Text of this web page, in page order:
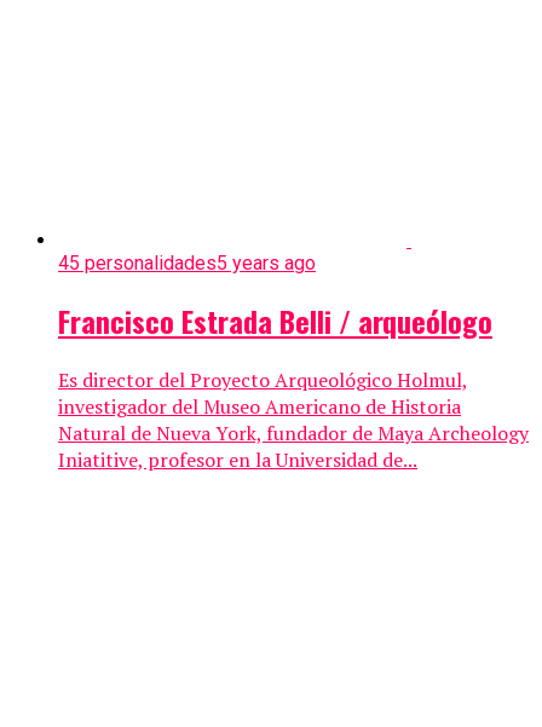
45 personalidades5 years ago
Francisco Estrada Belli / arqueólogo
Es director del Proyecto Arqueológico Holmul,
investigador del Museo Americano de Historia
Natural de Nueva York, fundador de Maya Archeology
Iniatitive, profesor en la Universidad de...